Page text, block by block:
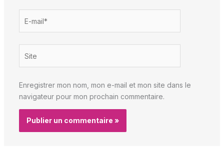
mail*
Enregistrer mon nom, mon e-mail et mon site dans le
navigateur pour mon prochain commentaire.